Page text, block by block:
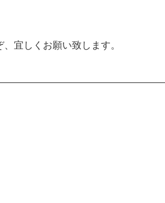
、宜しくお願い致します。